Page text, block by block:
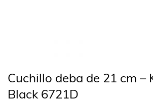
Cuchillo deba de 21 cm –
Black 6721D